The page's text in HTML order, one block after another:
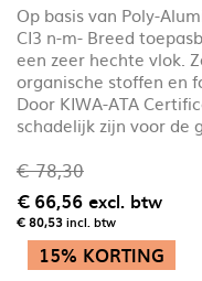
Op basis van Poly-
CI3 n-m- Breed
een zeer hechte vlok.
organische stoffen en
Door KIWA-ATA
schadelijk zijn voor de
€ 78,30
€ 66,56 excl. btw
€ 80,53incl. btw
15% KORTING